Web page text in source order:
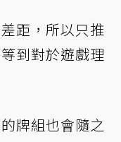
距，所以只推
到對於遊戲理
牌組也會隨之